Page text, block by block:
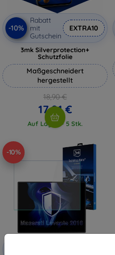
-10%
Rabatt
mit
Gutschein
EXTRA10
3mk Silverprotection+
Schutzfolie
Maßgeschneidert
hergestellt
18,90 €
17,01 €
Auf Lager > 5 Stk.
-10%